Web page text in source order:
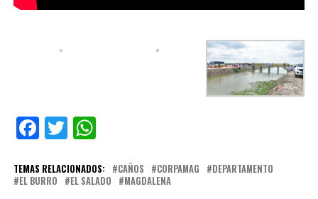
Facebook
TwitterWhatsApp
TEMAS RELACIONADOS: CAÑOS CORPAMAG
DEPARTAMENTO
EL BURRO
EL SALADO MAGDALENA